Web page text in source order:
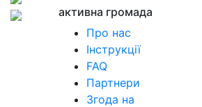
активна громада
Про нас
Інструкції
FAQ
Партнери
Згода на